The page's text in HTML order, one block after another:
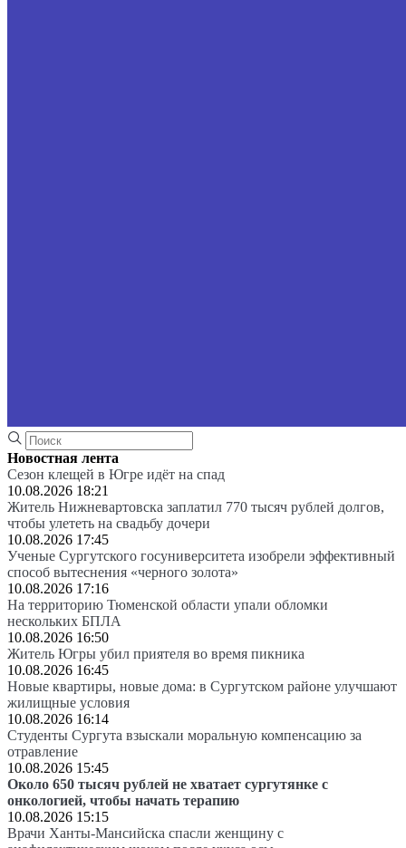
Новостная лента
Сезон клещей в Югре идёт на спад
10.08.2026 18:21
Житель Нижневартовска заплатил 770 тысяч рублей долгов,
чтобы улететь на свадьбу дочери
10.08.2026 17:45
Ученые Сургутского госуниверситета изобрели эффективный
способ вытеснения «черного золота»
10.08.2026 17:16
На территорию Тюменской области упали обломки
нескольких БПЛА
10.08.2026 16:50
Житель Югры убил приятеля во время пикника
10.08.2026 16:45
Новые квартиры, новые дома: в Сургутском районе улучшают
жилищные условия
10.08.2026 16:14
Студенты Сургута взыскали моральную компенсацию за
отравление
10.08.2026 15:45
Около 650 тысяч рублей не хватает сургутянке с
онкологией, чтобы начать терапию
10.08.2026 15:15
Врачи Ханты-Мансийска спасли женщину с